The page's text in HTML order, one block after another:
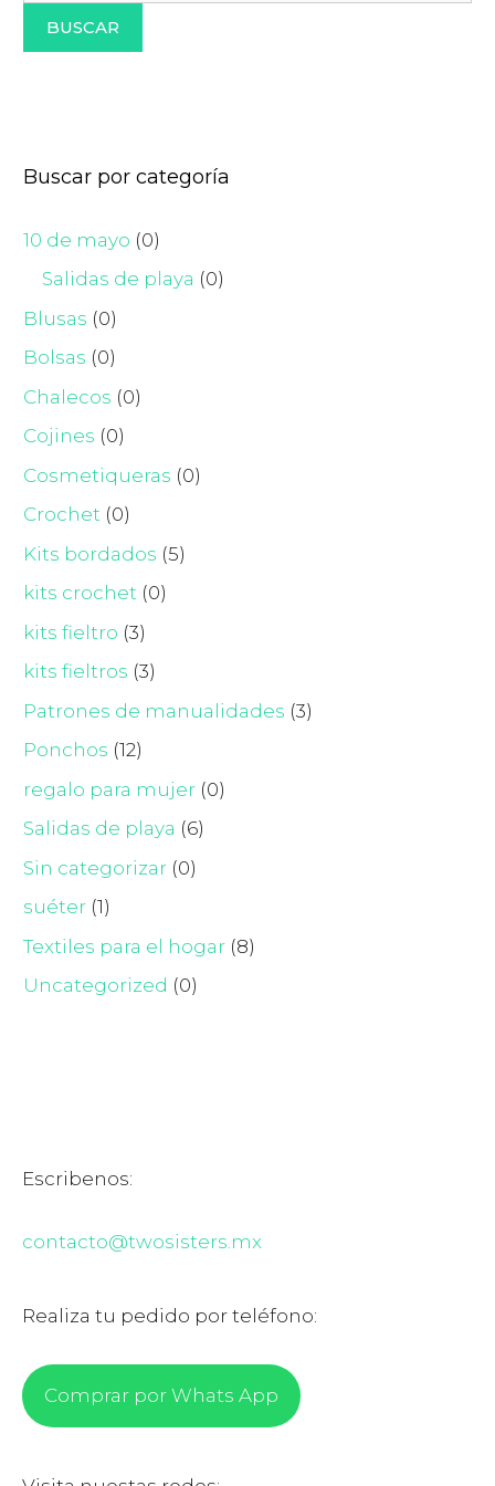
BUSCAR
Buscar por categoría
10 de mayo (0)
Salidas de playa (0)
Blusas (0)
Bolsas (0)
Chalecos (0)
Cojines (0)
Cosmetiqueras (0)
Crochet (0)
Kits bordados (5)
kits crochet (0)
kits fieltro (3)
kits fieltros (3)
Patrones de manualidades (3)
Ponchos (12)
regalo para mujer (0)
Salidas de playa (6)
Sin categorizar (0)
suéter (1)
Textiles para el hogar (8)
Uncategorized (0)
Escribenos:
contacto@twosisters.mx
Realiza tu pedido por teléfono:
Comprar por Whats App